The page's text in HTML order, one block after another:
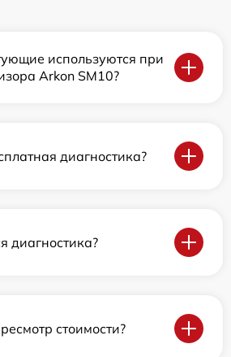
используются при
Arkon SM10?
диагностика?
диагностика?
стоимости?